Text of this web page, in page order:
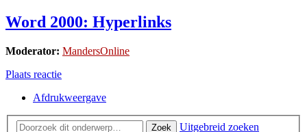
Word 2000: Hyperlinks
Moderator: MandersOnline
Plaats reactie
Afdrukweergave
Zoek
Uitgebreid zoeken